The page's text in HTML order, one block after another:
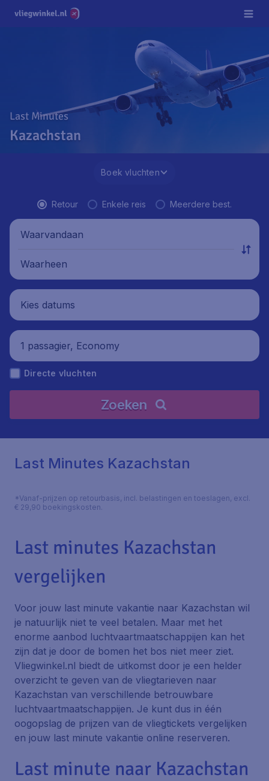
Last Minutes
Kazachstan
Boek vluchten
Retour Enkele reis Meerdere best.
Waarvandaan
Waarheen
Kies datums
1 passagier, Economy
Directe vluchten
Zoeken
Last Minutes Kazachstan
*Vanaf-prijzen op retourbasis, incl. belastingen en toeslagen, excl.
€ 29,90 boekingskosten.
Last minutes Kazachstan
vergelijken
Voor jouw last minute vakantie naar Kazachstan wil
je natuurlijk niet te veel betalen. Maar met het
enorme aanbod luchtvaartmaatschappijen kan het
zijn dat je door de bomen het bos niet meer ziet.
Vliegwinkel.nl biedt de uitkomst door je een helder
overzicht te geven van de vliegtarieven naar
Kazachstan van verschillende betrouwbare
luchtvaartmaatschappijen. Je kunt dus in één
oogopslag de prijzen van de vliegtickets vergelijken
en jouw last minute vakantie online reserveren.
Last minute naar Kazachstan